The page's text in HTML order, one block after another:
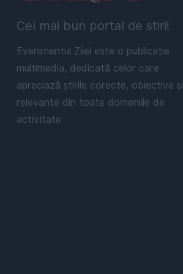
Cel mai bun portal de stiri!
Evenimentul Zilei este o publicație
multimedia, dedicată celor care
apreciază știrile corecte, obiective și
relevante din toate domeniile de
activitate